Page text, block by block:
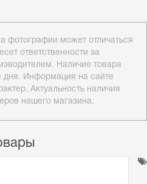
фотографии может отличаться
ответственности за
Наличие товара
дня. Информация на сайте
Актуальность наличия
нашего магазина.